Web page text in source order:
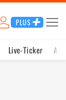
PLUS
Live-Ticker